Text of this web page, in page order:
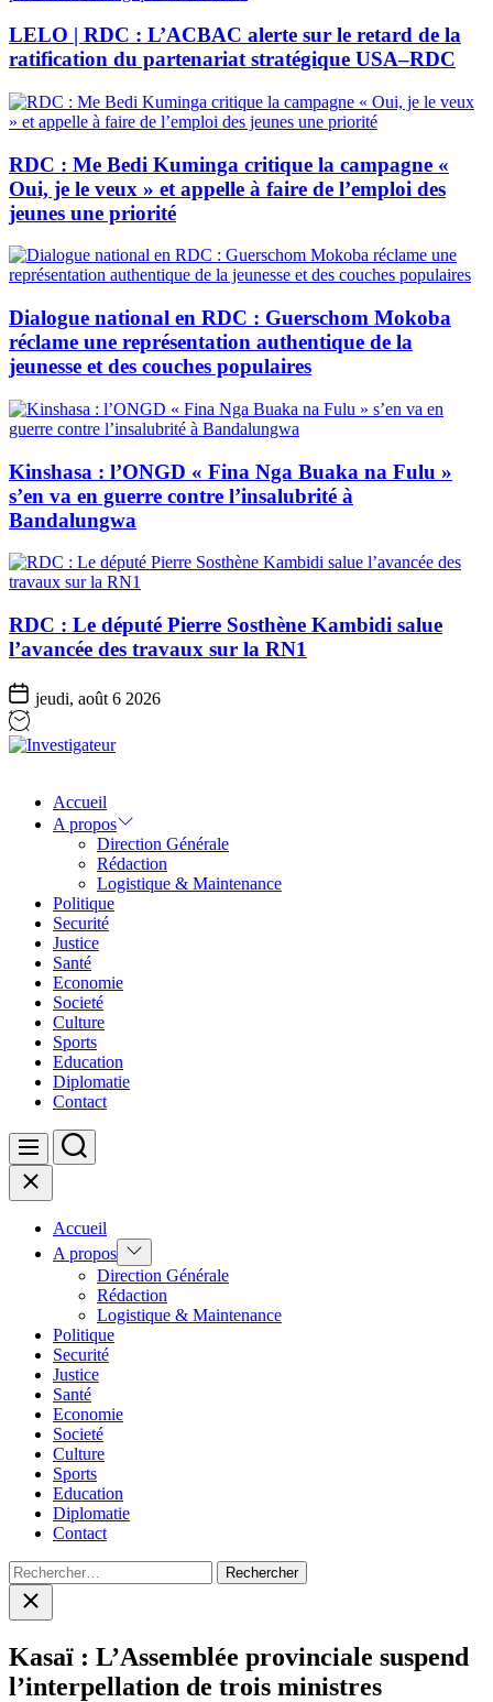
LELO | RDC : L’ACBAC alerte sur le retard de la
ratification du partenariat stratégique USA–RDC
RDC : Me Bedi Kuminga critique la campagne «
Oui, je le veux » et appelle à faire de l’emploi des
jeunes une priorité
Dialogue national en RDC : Guerschom Mokoba
réclame une représentation authentique de la
jeunesse et des couches populaires
Kinshasa : l’ONGD « Fina Nga Buaka na Fulu »
s’en va en guerre contre l’insalubrité à
Bandalungwa
RDC : Le député Pierre Sosthène Kambidi salue
l’avancée des travaux sur la RN1
jeudi, août 6 2026
Accueil
A propos
Direction Générale
Rédaction
Logistique & Maintenance
Politique
Securité
Justice
Santé
Economie
Societé
Culture
Sports
Education
Diplomatie
Contact
Menu Search
Close
Accueil
A propos Show
sub
menu
Direction Générale
Rédaction
Logistique & Maintenance
Politique
Securité
Justice
Santé
Economie
Societé
Culture
Sports
Education
Diplomatie
Contact
Rechercher :
Close
search
Kasaï : L’Assemblée provinciale suspend
l’interpellation de trois ministres